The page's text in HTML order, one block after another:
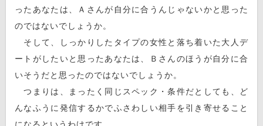
ったあなたは、Ａさんが自分に合うんじゃないかと思った
のではないでしょうか。
そして、しっかりしたタイプの女性と落ち着いた大人デ
ートがしたいと思ったあなたは、Ｂさんのほうが自分に合
いそうだと思ったのではないでしょうか。
つまりは、まったく同じスペック・条件だとしても、ど
んなふうに発信するかでふさわしい相手を引き寄せること